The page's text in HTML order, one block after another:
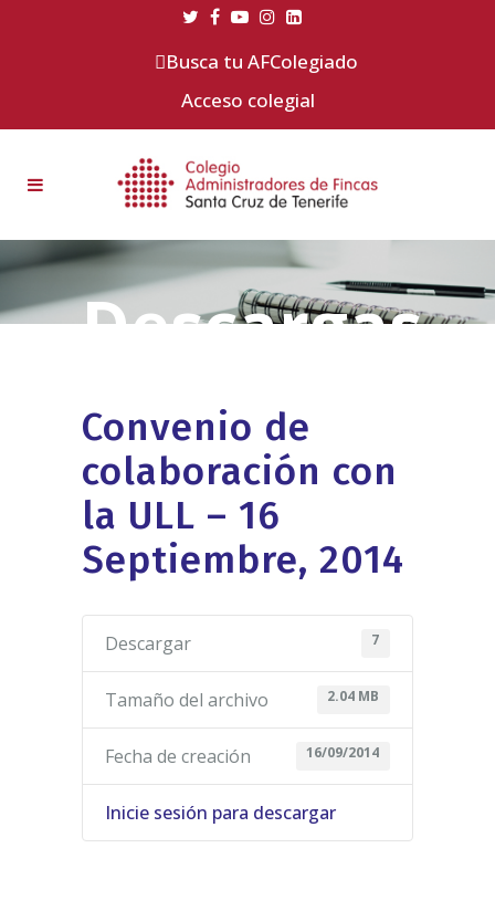
Busca tu AFColegiado
Acceso colegial
Convenio de
colaboración con
la ULL – 16
Septiembre, 2014
Descargar 7
Tamaño del archivo 2.04 MB
Fecha de creación 16/09/2014
Inicie sesión para descargar